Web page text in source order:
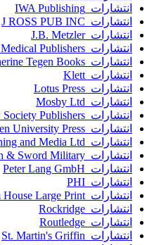
انتشارات IWA Publishing
انتشارات J ROSS PUB INC
انتشارات J.B. Metzler
انتشارات JP Medical Publishers
انتشارات Katherine Tegen Books
انتشارات Klett
انتشارات Lotus Press
انتشارات Mosby Ltd
انتشارات New Society Publishers
انتشارات Open University Press
انتشارات Pavilion Publishing and Media Ltd
انتشارات Pen & Sword Military
انتشارات Peter Lang GmbH
انتشارات PHI
انتشارات Random House Large Print
انتشارات Rockridge
انتشارات Routledge
انتشارات St. Martin's Griffin